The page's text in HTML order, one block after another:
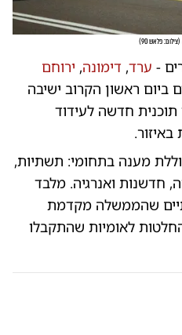
(צילום: פלאש 90 )
- ערד, דימונה, ירוחם
ביום ראשון הקרוב ישיבה
חדשה לעידוד
מענה בתחומי: תשתיות,
חדשנות ואנרגיה. מלבד
שהממשלה מקדמת
לאומיות שהתקבלו